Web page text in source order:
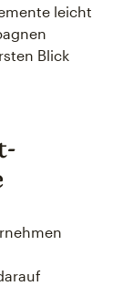
leicht
Blick